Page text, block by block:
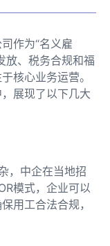
作为“名义雇
放、税务合规和福
核心业务运营。
展现了以下几大
，中企在当地招
模式，企业可以
用工合法合规，